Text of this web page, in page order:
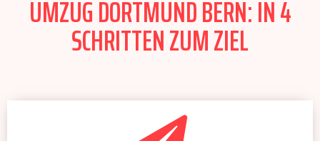
UMZUG DORTMUND BERN: IN 4
SCHRITTEN ZUM ZIEL